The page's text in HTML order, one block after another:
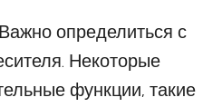
Важно определиться с
Некоторые
функции, такие